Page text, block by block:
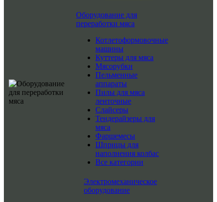
Оборудование для
переработки мяса
Котлетоформовочные
машины
Куттеры для мяса
Мясорубки
Пельменные
аппараты
Пилы для мяса
ленточные
Слайсеры
Тендерайзеры для
мяса
Фаршемесы
Шприцы для
наполнения колбас
Все категории
Электромеханическое
оборудование